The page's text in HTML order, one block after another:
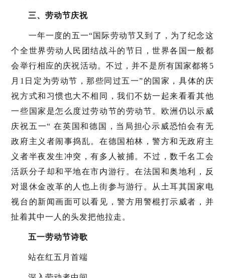
三、劳动节庆祝
一年一度的五一“国际劳动节又到了，为了纪念这
个全世界劳动人民团结战斗的节日，世界各国一般都
会举行相应的庆祝活动。不过，并不是所有国家都将5
月1日定为劳动节，那些同过五一”的国家，具体的庆
祝方式和习惯也大不相同，我们不妨一起来看看其他
一些国家是怎么度过劳动节的劳动节。欧洲仍以示威
庆祝五一“ 在英国和德国，当局担心示威恐怕会有无
政府主义者闹事捣乱。在德国柏林，警方和无政府主
义者半夜发生冲突，有多人被捕。不过，数千名工会
活跃分子却和平地在市内游行。在法国和奥地利，反
对退休金改革的人也上街参与游行。从土耳其国家电
视台的新闻画面可以看见，警方用警棍打示威者，并
扯着其中一人的头发把他拉走。
五一劳动节诗歌
站在红五月首端